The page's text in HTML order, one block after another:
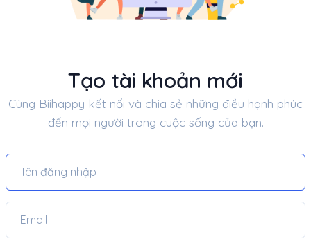
Tạo tài khoản mới
Cùng Biihappy kết nối và chia sẻ những điều hạnh phúc
đến mọi người trong cuộc sống của bạn.